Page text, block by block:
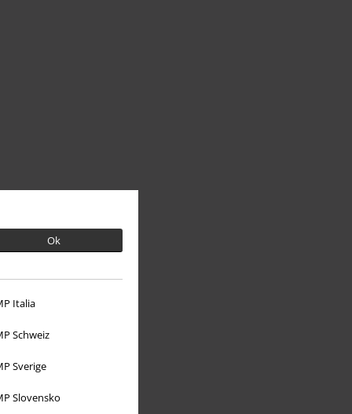
Ok
Italia
Schweiz
Sverige
Slovensko